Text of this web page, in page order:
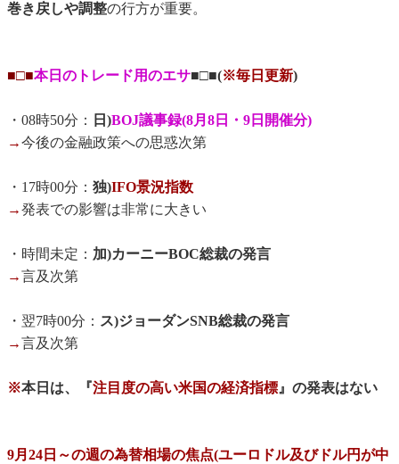
巻き戻しや調整の行方が重要。
■□■本日のトレード用のエサ■□■(※毎日更新)
・08時50分： 日)BOJ議事録(8月8日・9日開催分)
→今後の金融政策への思惑次第
・17時00分： 独)IFO景況指数
→発表での影響は非常に大きい
・時間未定： 加)カーニーBOC総裁の発言
→言及次第
・翌7時00分： ス)ジョーダンSNB総裁の発言
→言及次第
※本日は、『注目度の高い米国の経済指標』の発表はない
9月24日～の週の為替相場の焦点(ユーロドル及びドル円が中